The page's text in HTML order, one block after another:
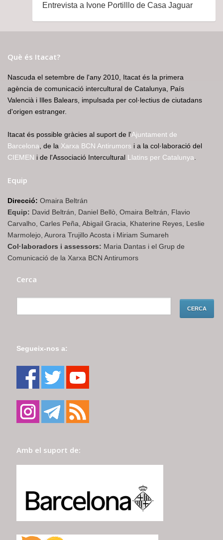
Entrevista a Ivone Portilllo de Casa Jaguar
Què és Itacat?
Nascuda el setembre de l'any 2010, Itacat és la primera
agència de comunicació intercultural de Catalunya, País
Valencià i Illes Balears, impulsada per col·lectius de ciutadans
d'origen estranger.
Itacat és possible gràcies al suport de l'Ajuntament de
Barcelona , de la Xarxa BCN Antirumors i a la col·laboració del
CIEMEN i de l'Associació Intercultural Llatins per Catalunya
Equip
Direcció: Omaira Beltrán
Equip: David Beltrán, Daniel Bellò, Omaira Beltrán, Flavio
Carvalho, Carles Peña, Abigail Gracia, Khaterine Reyes, Leslie
Marmolejo, Aurora Trujillo Acosta i Miriam Sumareh
Col·laboradors i assessors: Maria Dantas i el Grup de
Comunicació de la Xarxa BCN Antirumors
Cerca
Segueix-nos a:
Amb el suport de: